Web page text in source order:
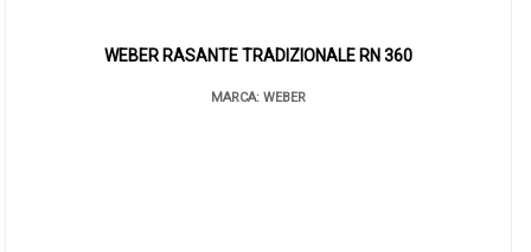
WEBER RASANTE TRADIZIONALE RN 360
MARCA: WEBER